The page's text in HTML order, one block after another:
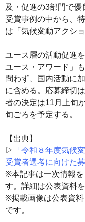
及・促進の3部門で
受賞事例の中から、
は「気候変動アクシ
ユース層の活動促進
ユース・アワード」
問わず、国内活動に
に含める。応募締切
者の決定は11月上旬
旬ごろを予定する。
【出典】
▷
「令和８年度気候
受賞者選考に向けた
※本記事は一次情報
す。詳細は公表資料
※掲載画像は公表資
です。